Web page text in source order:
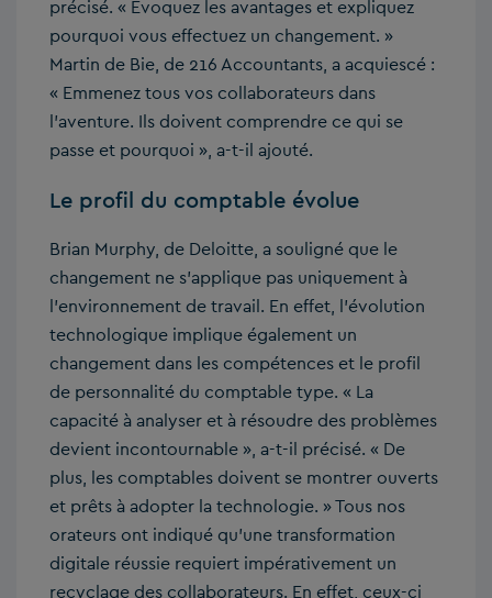
précisé. « Évoquez les avantages et expliquez
pourquoi vous effectuez un changement. »
Martin de Bie, de 216 Accountants, a acquiescé :
« Emmenez tous vos collaborateurs dans
l’aventure. Ils doivent comprendre ce qui se
passe et pourquoi », a-t-il ajouté.
Le profil du comptable évolue
Brian Murphy, de Deloitte, a souligné que le
changement ne s’applique pas uniquement à
l’environnement de travail. En effet, l’évolution
technologique implique également un
changement dans les compétences et le profil
de personnalité du comptable type. « La
capacité à analyser et à résoudre des problèmes
devient incontournable », a-t-il précisé. « De
plus, les comptables doivent se montrer ouverts
et prêts à adopter la technologie. » Tous nos
orateurs ont indiqué qu’une transformation
digitale réussie requiert impérativement un
recyclage des collaborateurs. En effet, ceux-ci